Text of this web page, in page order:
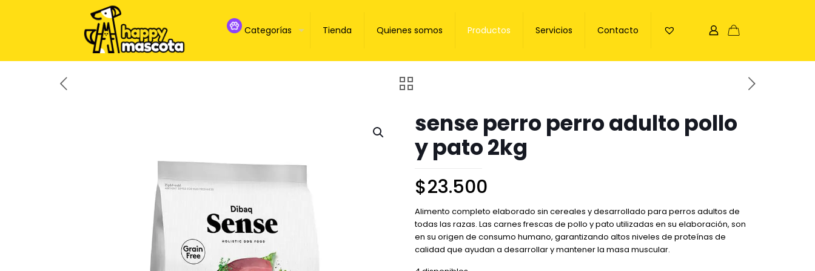
Categorías Tienda Quienes somos Productos Servicios Contacto
sense perro perro adulto pollo
y pato 2kg
$23.500
Alimento completo elaborado sin cereales y desarrollado para perros adultos de
todas las razas. Las carnes frescas de pollo y pato utilizadas en su elaboración, son
en su origen de consumo humano, garantizando altos niveles de proteínas de
calidad que ayudan a desarrollar y mantener la masa muscular.